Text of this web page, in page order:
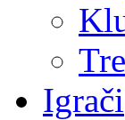
Igrači